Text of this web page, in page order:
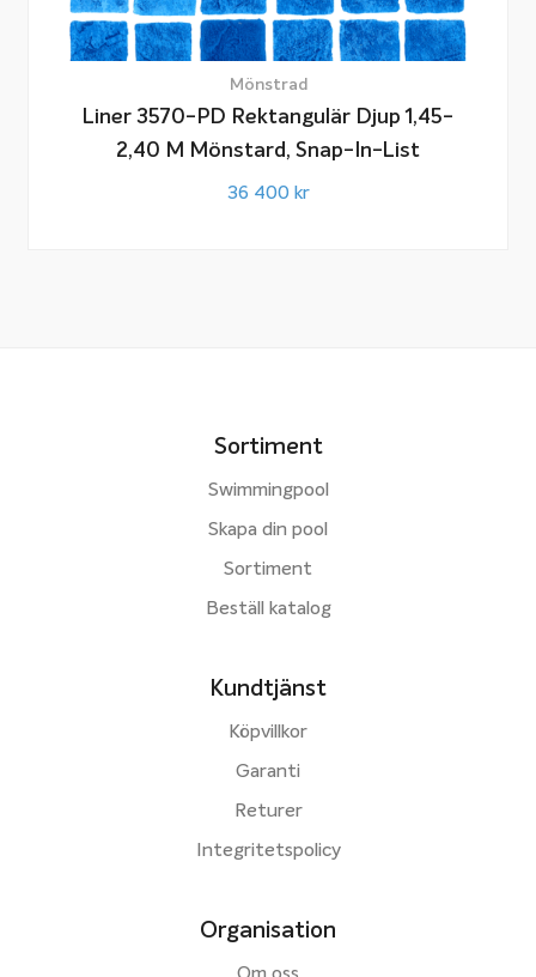
Mönstrad
Liner 3570-PD Rektangulär Djup 1,45-
2,40 M Mönstard, Snap-In-List
36 400 kr
Sortiment
Swimmingpool
Skapa din pool
Sortiment
Beställ katalog
Kundtjänst
Köpvillkor
Garanti
Returer
Integritetspolicy
Organisation